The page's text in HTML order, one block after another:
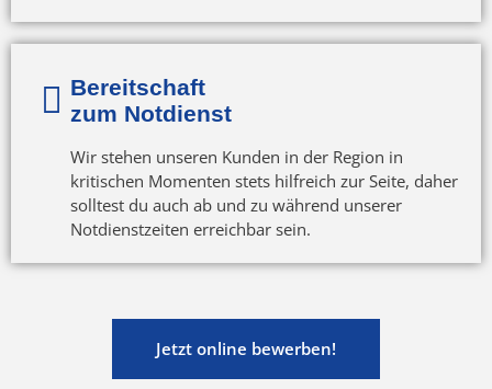
Bereitschaft
zum Notdienst
Wir stehen unseren Kunden in der Region in
kritischen Momenten stets hilfreich zur Seite, daher
solltest du auch ab und zu während unserer
Notdienstzeiten erreichbar sein.
Jetzt online bewerben!